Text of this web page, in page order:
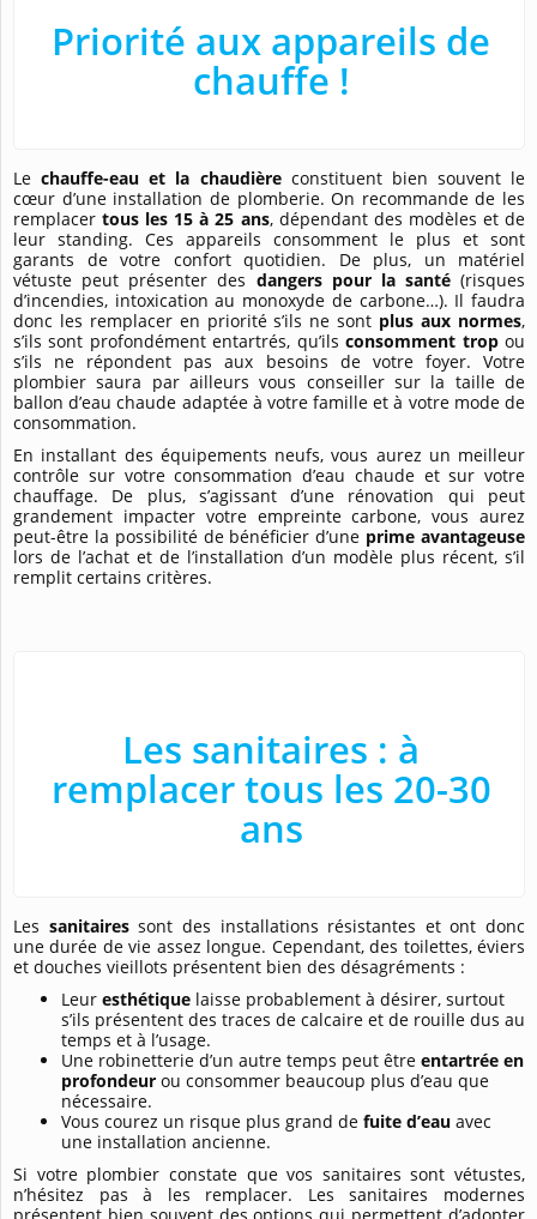
Priorité aux appareils de
chauffe !
Lechauffe-eau et la chaudièreconstituent bien souvent le
cœur d’une installation de plomberie. On recommande de les
remplacertous les 15 à 25 ans, dépendant des modèles et de
leur standing. Ces appareils consomment le plus et sont
garants de votre confort quotidien. De plus, un matériel
vétuste peut présenter des dangers pour la santé(risques
d’incendies, intoxication au monoxyde de carbone…). Il faudra
donc les remplacer en priorité s’ils ne sont plus aux normes,
s’ils sont profondément entartrés, qu’ilsconsomment tropou
s’ils ne répondent pas aux besoins de votre foyer. Votre
plombier saura par ailleurs vous conseiller sur la taille de
ballon d’eau chaude adaptée à votre famille et à votre mode de
consommation.
En installant des équipements neufs, vous aurez un meilleur
contrôle sur votre consommation d’eau chaude et sur votre
chauffage. De plus, s’agissant d’une rénovation qui peut
grandement impacter votre empreinte carbone, vous aurez
peut-être la possibilité de bénéficier d’une prime avantageuse
lors de l’achat et de l’installation d’un modèle plus récent, s’il
remplit certains critères.
Les sanitaires : à
remplacer tous les 20-30
ans
Les sanitairessont des installations résistantes et ont donc
une durée de vie assez longue. Cependant, des toilettes, éviers
et douches vieillots présentent bien des désagréments :
Leur esthétique laisse probablement à désirer, surtout
s’ils présentent des traces de calcaire et de rouille dus au
temps et à l’usage.
Une robinetterie d’un autre temps peut être entartrée en
profondeur ou consommer beaucoup plus d’eau que
nécessaire.
Vous courez un risque plus grand de fuite d’eau avec
une installation ancienne.
Si votre plombier constate que vos sanitaires sont vétustes,
n’hésitez pas à les remplacer. Les sanitaires modernes
présentent bien souvent des options qui permettent d’adopter